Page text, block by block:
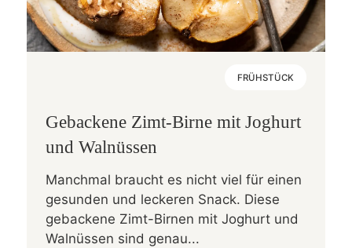
FRÜHSTÜCK
Gebackene Zimt-Birne mit Joghurt
und Walnüssen
Manchmal braucht es nicht viel für einen
gesunden und leckeren Snack. Diese
gebackene Zimt-Birnen mit Joghurt und
Walnüssen sind genau...